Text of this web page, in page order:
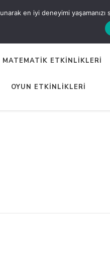
MATEMATİK ETKİNLİKLERİ
OYUN ETKİNLİKLERİ
en iyi deneyimi